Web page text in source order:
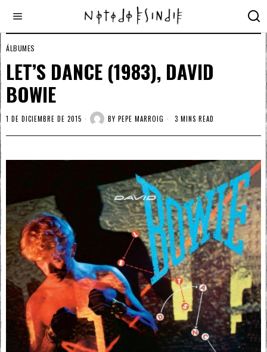
ÁLBUMES
LET’S DANCE (1983), DAVID
BOWIE
1 DE DICIEMBRE DE 2015 BY PEPE MARROIG 3 MINS READ